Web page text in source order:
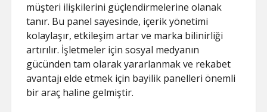
müşteri ilişkilerini güçlendirmelerine olanak
tanır. Bu panel sayesinde, içerik yönetimi
kolaylaşır, etkileşim artar ve marka bilinirliği
artırılır. İşletmeler için sosyal medyanın
gücünden tam olarak yararlanmak ve rekabet
avantajı elde etmek için bayilik panelleri önemli
bir araç haline gelmiştir.